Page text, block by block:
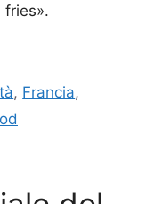
fries».
, Francia,